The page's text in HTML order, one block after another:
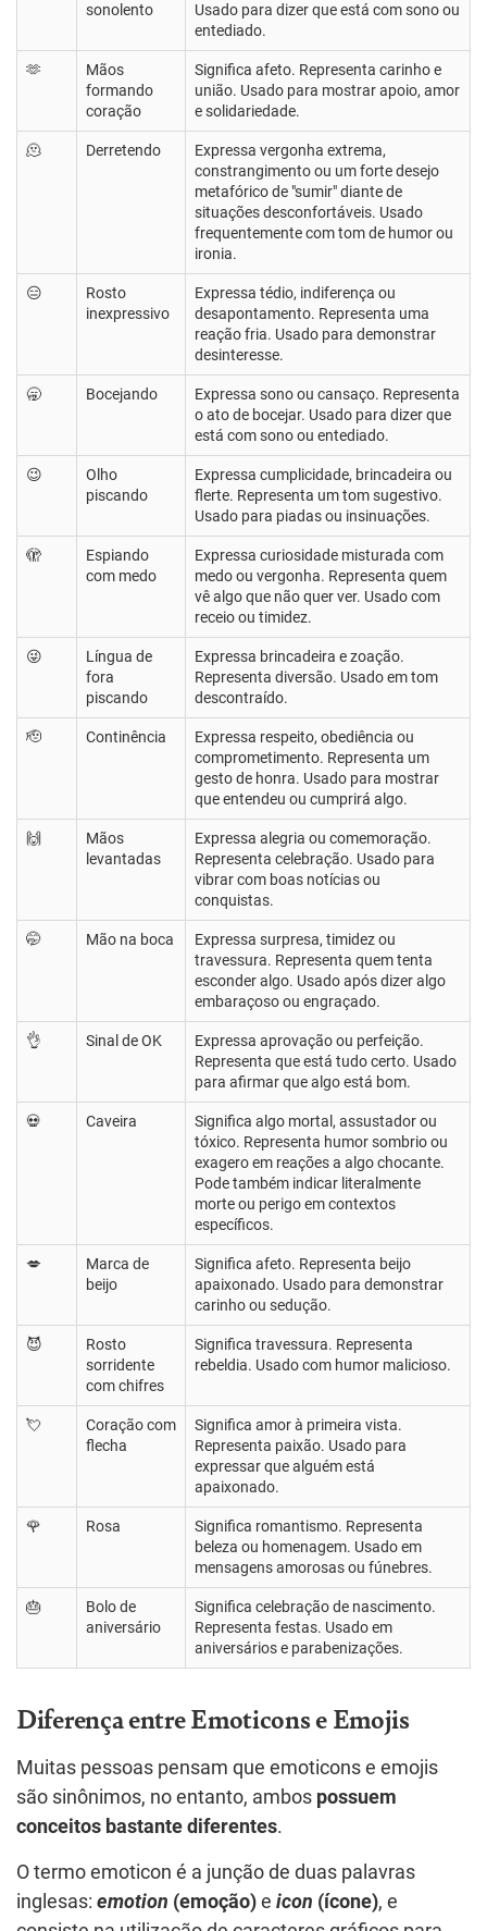
sonolento
Usado para dizer que está com sono ou
entediado.
🫶
Mãos
formando
coração
Significa afeto. Representa carinho e
união. Usado para mostrar apoio, amor
e solidariedade.
🫠 Derretendo
Expressa vergonha extrema,
constrangimento ou um forte desejo
metafórico de "sumir" diante de
situações desconfortáveis. Usado
frequentemente com tom de humor ou
ironia.
😑
Rosto
inexpressivo
Expressa tédio, indiferença ou
desapontamento. Representa uma
reação fria. Usado para demonstrar
desinteresse.
🥱 Bocejando
Expressa sono ou cansaço. Representa
o ato de bocejar. Usado para dizer que
está com sono ou entediado.
😉
Olho
piscando
Expressa cumplicidade, brincadeira ou
flerte. Representa um tom sugestivo.
Usado para piadas ou insinuações.
🫣
Espiando
com medo
Expressa curiosidade misturada com
medo ou vergonha. Representa quem
vê algo que não quer ver. Usado com
receio ou timidez.
😜
Língua de
fora
piscando
Expressa brincadeira e zoação.
Representa diversão. Usado em tom
descontraído.
🫡 Continência
Expressa respeito, obediência ou
comprometimento. Representa um
gesto de honra. Usado para mostrar
que entendeu ou cumprirá algo.
🙌
Mãos
levantadas
Expressa alegria ou comemoração.
Representa celebração. Usado para
vibrar com boas notícias ou
conquistas.
🤭 Mão na boca
Expressa surpresa, timidez ou
travessura. Representa quem tenta
esconder algo. Usado após dizer algo
embaraçoso ou engraçado.
👌 Sinal de OK
Expressa aprovação ou perfeição.
Representa que está tudo certo. Usado
para afirmar que algo está bom.
💀 Caveira
Significa algo mortal, assustador ou
tóxico. Representa humor sombrio ou
exagero em reações a algo chocante.
Pode também indicar literalmente
morte ou perigo em contextos
específicos.
💋
Marca de
beijo
Significa afeto. Representa beijo
apaixonado. Usado para demonstrar
carinho ou sedução.
😈
Rosto
sorridente
com chifres
Significa travessura. Representa
rebeldia. Usado com humor malicioso.
💘
Coração com
flecha
Significa amor à primeira vista.
Representa paixão. Usado para
expressar que alguém está
apaixonado.
🌹 Rosa
Significa romantismo. Representa
beleza ou homenagem. Usado em
mensagens amorosas ou fúnebres.
🎂
Bolo de
aniversário
Significa celebração de nascimento.
Representa festas. Usado em
aniversários e parabenizações.
Diferença entre Emoticons e Emojis
Muitas pessoas pensam que emoticons e emojis
são sinônimos, no entanto, ambos possuem
conceitos bastante diferentes.
O termo emoticon é a junção de duas palavras
inglesas: emotion (emoção) e icon (ícone), e